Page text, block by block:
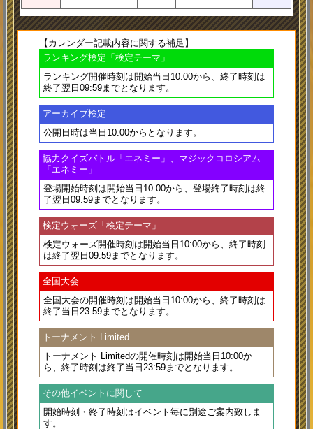
【カレンダー記載内容に関する補足】
ランキング検定「検定テーマ」
ランキング開催時刻は開始当日10:00から、終了時刻は
終了翌日09:59までとなります。
アーカイブ検定
公開日時は当日10:00からとなります。
協力クイズバトル「エネミー」、マジックコロシアム
「エネミー」
登場開始時刻は開始当日10:00から、登場終了時刻は終
了翌日09:59までとなります。
検定ウォーズ「検定テーマ」
検定ウォーズ開催時刻は開始当日10:00から、終了時刻
は終了翌日09:59までとなります。
全国大会
全国大会の開催時刻は開始当日10:00から、終了時刻は
終了当日23:59までとなります。
トーナメント Limited
トーナメント Limitedの開催時刻は開始当日10:00か
ら、終了時刻は終了当日23:59までとなります。
その他イベントに関して
開始時刻・終了時刻はイベント毎に別途ご案内致しま
す。